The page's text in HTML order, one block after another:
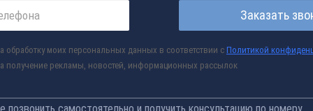
Заказать
обработку моих персональных данных в соответствии с Политикой
получение рекламы, новостей, информационных рассылок